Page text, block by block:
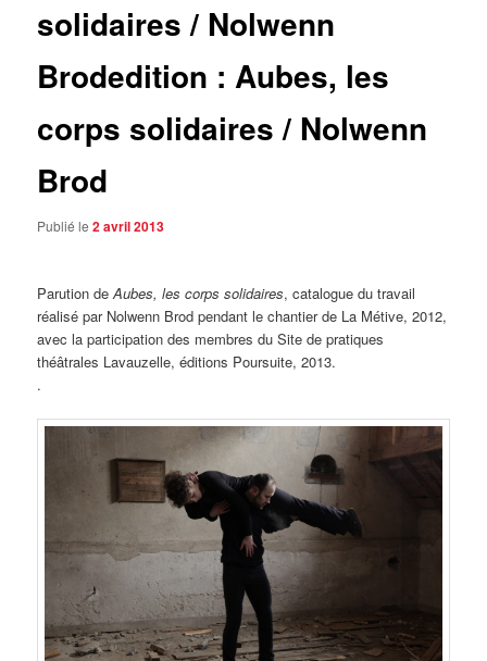
solidaires / Nolwenn
Brodedition : Aubes, les
corps solidaires / Nolwenn
Brod
Publié le2 avril 2013
Parution deAubes, les corps solidaires, catalogue du travail
réalisé par Nolwenn Brod pendant le chantier de La Métive, 2012,
avec la participation des membres du Site de pratiques
théâtrales Lavauzelle, éditions Poursuite, 2013.
.